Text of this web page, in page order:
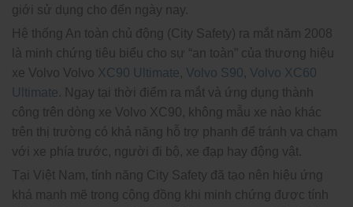
giới sử dụng cho đến ngày nay.
Hệ thống An toàn chủ động (City Safety) ra mắt năm 2008
là minh chứng tiêu biểu cho sự “an toàn” của thương hiệu
xe Volvo Volvo XC90 Ultimate, Volvo S90, Volvo XC60
Ultimate. Ngay tại thời điểm ra mắt và ứng dụng thành
công trên dòng xe Volvo XC90, không mẫu xe nào khác
trên thị trường có khả năng hỗ trợ phanh để tránh va chạm
với xe phía trước, người đi bộ, xe đạp hay động vật.
Tại Việt Nam, tính năng City Safety đã tạo nên hiệu ứng
khá mạnh mẽ trong cộng đồng khi minh chứng được tính